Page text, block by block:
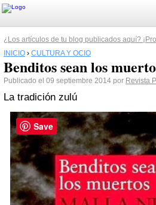
¿Los artículos de tu blog publicados aquí?
INICIO › CULTURA Y OCIO
Benditos sean los
Publicado el 09 septiembre 2014 por Revista
La tradición zulú
Save